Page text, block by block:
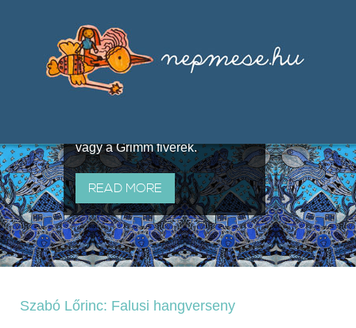
útján terjedő elbeszélésekből,
melyeket olyan ismert gyűjtők
állítottak össze, mint Benedek
vagy a Grimm fivérek.
READ MORE
Szabó Lőrinc: Falusi hangverseny